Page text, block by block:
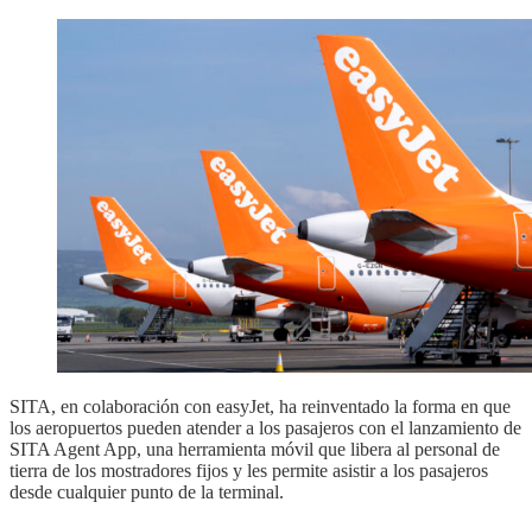
SITA, en colaboración con easyJet, ha reinventado la forma en que
los aeropuertos pueden atender a los pasajeros con el lanzamiento de
SITA Agent App, una herramienta móvil que libera al personal de
tierra de los mostradores fijos y les permite asistir a los pasajeros
desde cualquier punto de la terminal.